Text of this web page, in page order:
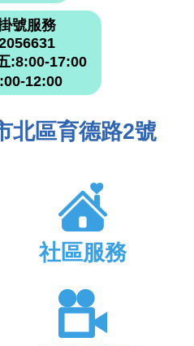
號服務
:8:00-17:00
12:00
北區育德路2號
社區服務